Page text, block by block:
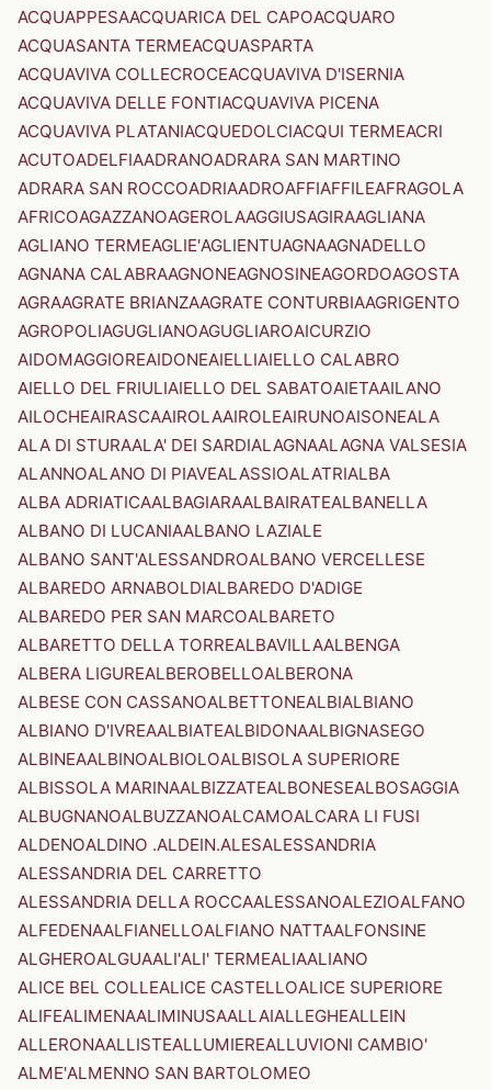
ACQUAPPESAACQUARICA DEL CAPOACQUARO
ACQUASANTA TERMEACQUASPARTA
ACQUAVIVA COLLECROCEACQUAVIVA D'ISERNIA
ACQUAVIVA DELLE FONTIACQUAVIVA PICENA
ACQUAVIVA PLATANIACQUEDOLCIACQUI TERMEACRI
ACUTOADELFIAADRANOADRARA SAN MARTINO
ADRARA SAN ROCCOADRIAADROAFFIAFFILEAFRAGOLA
AFRICOAGAZZANOAGEROLAAGGIUSAGIRAAGLIANA
AGLIANO TERMEAGLIE'AGLIENTUAGNAAGNADELLO
AGNANA CALABRAAGNONEAGNOSINEAGORDOAGOSTA
AGRAAGRATE BRIANZAAGRATE CONTURBIAAGRIGENTO
AGROPOLIAGUGLIANOAGUGLIAROAICURZIO
AIDOMAGGIOREAIDONEAIELLIAIELLO CALABRO
AIELLO DEL FRIULIAIELLO DEL SABATOAIETAAILANO
AILOCHEAIRASCAAIROLAAIROLEAIRUNOAISONEALA
ALA DI STURAALA' DEI SARDIALAGNAALAGNA VALSESIA
ALANNOALANO DI PIAVEALASSIOALATRIALBA
ALBA ADRIATICAALBAGIARAALBAIRATEALBANELLA
ALBANO DI LUCANIAALBANO LAZIALE
ALBANO SANT'ALESSANDROALBANO VERCELLESE
ALBAREDO ARNABOLDIALBAREDO D'ADIGE
ALBAREDO PER SAN MARCOALBARETO
ALBARETTO DELLA TORREALBAVILLAALBENGA
ALBERA LIGUREALBEROBELLOALBERONA
ALBESE CON CASSANOALBETTONEALBIALBIANO
ALBIANO D'IVREAALBIATEALBIDONAALBIGNASEGO
ALBINEAALBINOALBIOLOALBISOLA SUPERIORE
ALBISSOLA MARINAALBIZZATEALBONESEALBOSAGGIA
ALBUGNANOALBUZZANOALCAMOALCARA LI FUSI
ALDENOALDINO .ALDEIN.ALESALESSANDRIA
ALESSANDRIA DEL CARRETTO
ALESSANDRIA DELLA ROCCAALESSANOALEZIOALFANO
ALFEDENAALFIANELLOALFIANO NATTAALFONSINE
ALGHEROALGUAALI'ALI' TERMEALIAALIANO
ALICE BEL COLLEALICE CASTELLOALICE SUPERIORE
ALIFEALIMENAALIMINUSAALLAIALLEGHEALLEIN
ALLERONAALLISTEALLUMIEREALLUVIONI CAMBIO'
ALME'ALMENNO SAN BARTOLOMEO